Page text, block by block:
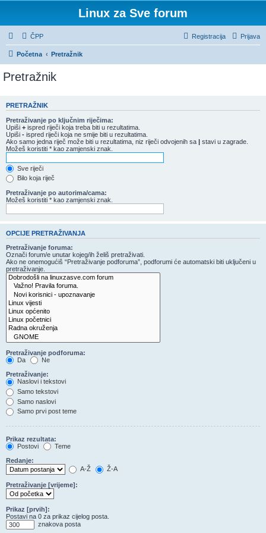
Linux za Sve forum
ČPP Prijava
Registracija
Početna Pretražnik
Pretražnik
PRETRAŽNIK
Pretraživanje po ključnim riječima:
Upiši + ispred riječi koja treba biti u rezultatima.
Upiši - ispred riječi koja ne smije biti u rezultatima.
Ako samo jedna riječ može biti u rezultatima, niz riječi odvojenih sa | stavi u zagrade.
Možeš koristiti * kao zamjenski znak.
Sve riječi
Bilo koja riječ
Pretraživanje po autorima/cama:
Možeš koristiti * kao zamjenski znak.
OPCIJE PRETRAŽIVANJA
Pretraživanje foruma:
Označi forum/e unutar kojeg/ih želiš pretraživati.
Ako ne onemogućiš “Pretraživanje podforuma”, podforumi će automatski biti uključeni u
pretraživanje.
Pretraživanje podforuma:
Da
Ne
Pretraživanje:
Naslovi i tekstovi
Samo tekstovi
Samo naslovi
Samo prvi post teme
Prikaz rezultata:
Postovi
Teme
Redanje:
A-Ž
Ž-A
Pretraživanje [vrijeme]:
Prikaz [prvih]:
Postavi na 0 za prikaz cijelog posta.
znakova posta